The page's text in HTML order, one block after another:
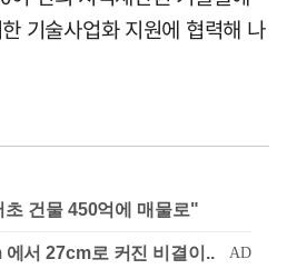
기술사업화 지원에 협력해 나
건물 450억에 매물로"